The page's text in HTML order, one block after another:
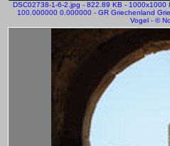
DSC02738-1-6-2.jpg - 822.89 KB -
100.000000 0.000000 - GR Griechenland
Vogel - ©